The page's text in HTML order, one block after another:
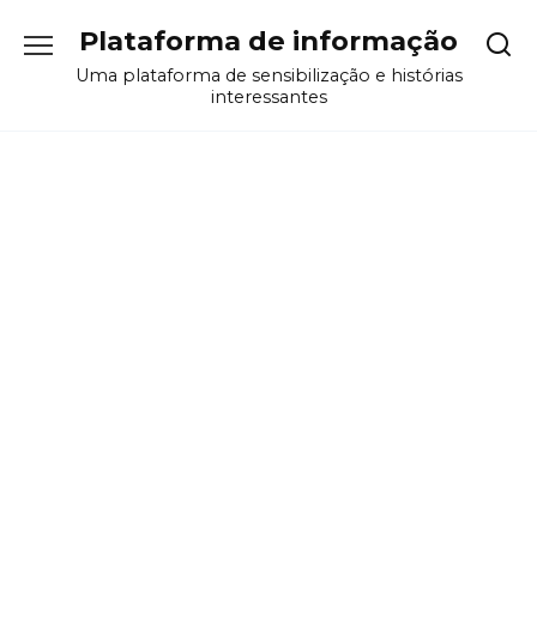
содержанию
Plataforma de informação
Uma plataforma de sensibilização e histórias
interessantes